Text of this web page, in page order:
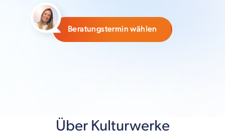
Beratungstermin wählen
Über Kulturwerke